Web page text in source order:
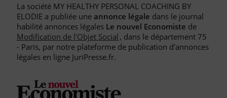
Liste des Greffes
Liste des CCI
Le Blog pour les Entreprises
Nous Contacter
La société MY HEALTHY PERSONAL COACHING BY
ELODIE a publiée une annonce légale dans le journal
habilité annonces légales Le nouvel Economiste de
Modification de l'Objet Social, dans le département 75
- Paris, par notre plateforme de publication d'annonces
légales en ligne JuriPresse.fr.